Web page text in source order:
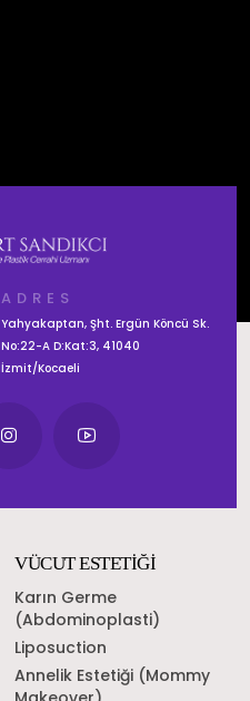
ADRES
Yahyakaptan, Şht. Ergün Köncü Sk.
No:22-A D:Kat:3, 41040
İzmit/Kocaeli
VÜCUT ESTETİĞİ
Karın Germe
(Abdominoplasti)
Liposuction
Annelik Estetiği (Mommy